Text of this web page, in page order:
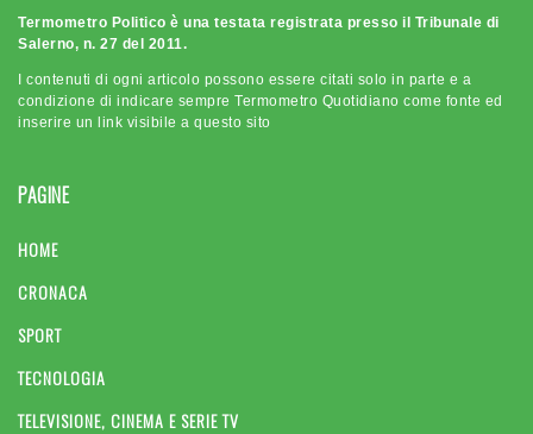
Termometro Politico è una testata registrata presso il Tribunale di
Salerno, n. 27 del 2011.
I contenuti di ogni articolo possono essere citati solo in parte e a
condizione di indicare sempre Termometro Quotidiano come fonte ed
inserire un link visibile a questo sito
PAGINE
HOME
CRONACA
SPORT
TECNOLOGIA
TELEVISIONE, CINEMA E SERIE TV